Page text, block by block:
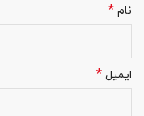
نام *
ایمیل *